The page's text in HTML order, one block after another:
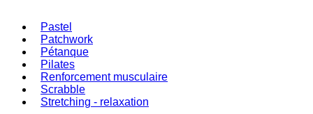
Pastel
Patchwork
Pétanque
Pilates
Renforcement musculaire
Scrabble
Stretching - relaxation